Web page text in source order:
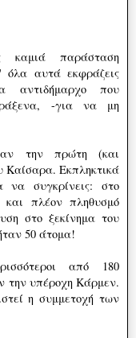
καμιά παράσταση
όλα αυτά εκφράζεις
αντιδήμαρχο που
-για να μη
την πρώτη (και
Καίσαρα. Εκπληκτικά
να συγκρίνεις: στο
και πλέον πληθυσμό
στο ξεκίνημα του
50 άτομα!
από 180
την υπέροχη Κάρμεν.
η συμμετοχή των